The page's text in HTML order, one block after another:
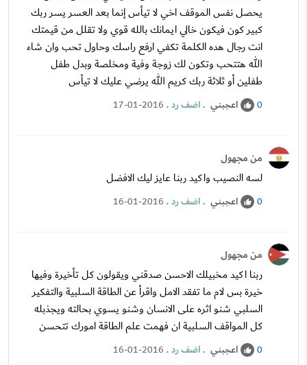
يحصل نفس الموقف اخي لا تيأس إنما بعد العسر يسر ربك
كبير كون فيكون خالي ايمانك بالله قوي ولا تقلل من قيمتك
انت رجال هده الكلمة تكفي ارفع راسك وحاول تحب وان شاء
الله هتتحب وتكون لك زوجة وفية ومخلصة وبدل طفل
طفلين أو ثلاثة ربك كريم الله يرضي عليك لا تيأس
0 اعجبني .اضف رد.
17-01-2016
من مجهول
لسه النصيب واكيد ربنا عايز ليك الافضل
0 اعجبني .اضف رد.
16-01-2016
من مجهول
ربنا اكيد مخبيلك الاحسن صدقني ويقولون كل تأخيرة وفيها
خيرة بس لام ما تفقد الامل واقرأ عن الطاقة السلبية والتفكير
السلبي شنو اثره على الانسان وشنو يسوي بحالته ويجذبله
كل المواقف السلبية ان فهمت علم الطاقة امورك تتحسن
0 اعجبني .اضف رد.
16-01-2016